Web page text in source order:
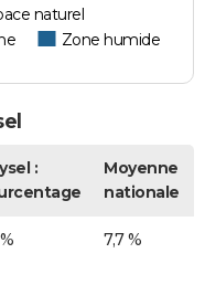
naturel
Zone humide
:
Moyenne
nationale
7,7 %